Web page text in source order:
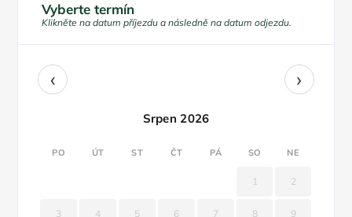
Vyberte termín
Klikněte na datum příjezdu a následně na datum odjezdu.
‹ ›
Srpen 2026
PO ÚT ST ČT PÁ SO NE
1 2
3 4 5 6 7 8 9